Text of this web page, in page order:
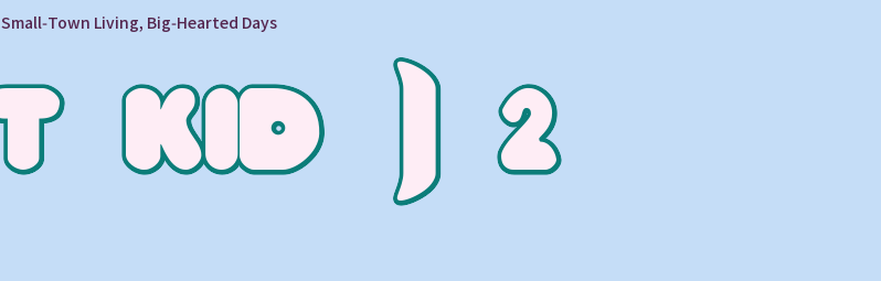
Small‑Town Living, Big‑Hearted Days